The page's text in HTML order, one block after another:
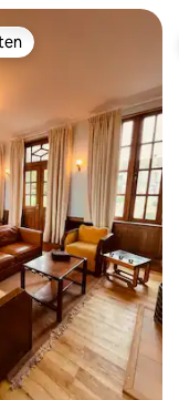
op 5, 10 recensies